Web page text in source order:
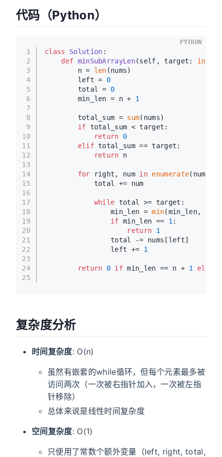
代码（Python）
1
2
3
4
5
6
7
8
9
10
11
12
13
14
15
16
17
18
19
20
21
22
23
24
25
class Solution :
def minSubArrayLen(self, target: int
        n =
len (nums)
        left =
0
        total =
0
        min_len = n +
1
        total_sum =
sum(nums)
if total_sum < target:
return
0
elif total_sum == target:
return n
for right, num in enumerate(nums):
            total += num
while total >= target:
                min_len =
min(min_len,
if min_len == 1 :
return
1
                total -= nums[left]
                left +=
1
return 0 if min_len == n + 1 else
PYTHON
复杂度分析
时间复杂度: O(n)
虽然有嵌套的while循环，但每个元素最多被
访问两次（一次被右指针加入，一次被左指
针移除）
总体来说是线性时间复杂度
空间复杂度: O(1)
只使用了常数个额外变量（left, right, total,